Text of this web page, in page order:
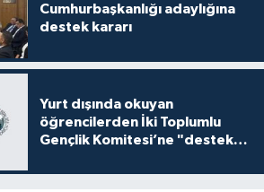
Cumhurbaşkanlığı adaylığına
destek kararı
Yurt dışında okuyan
öğrencilerden İki Toplumlu
Gençlik Komitesi’ne "destek